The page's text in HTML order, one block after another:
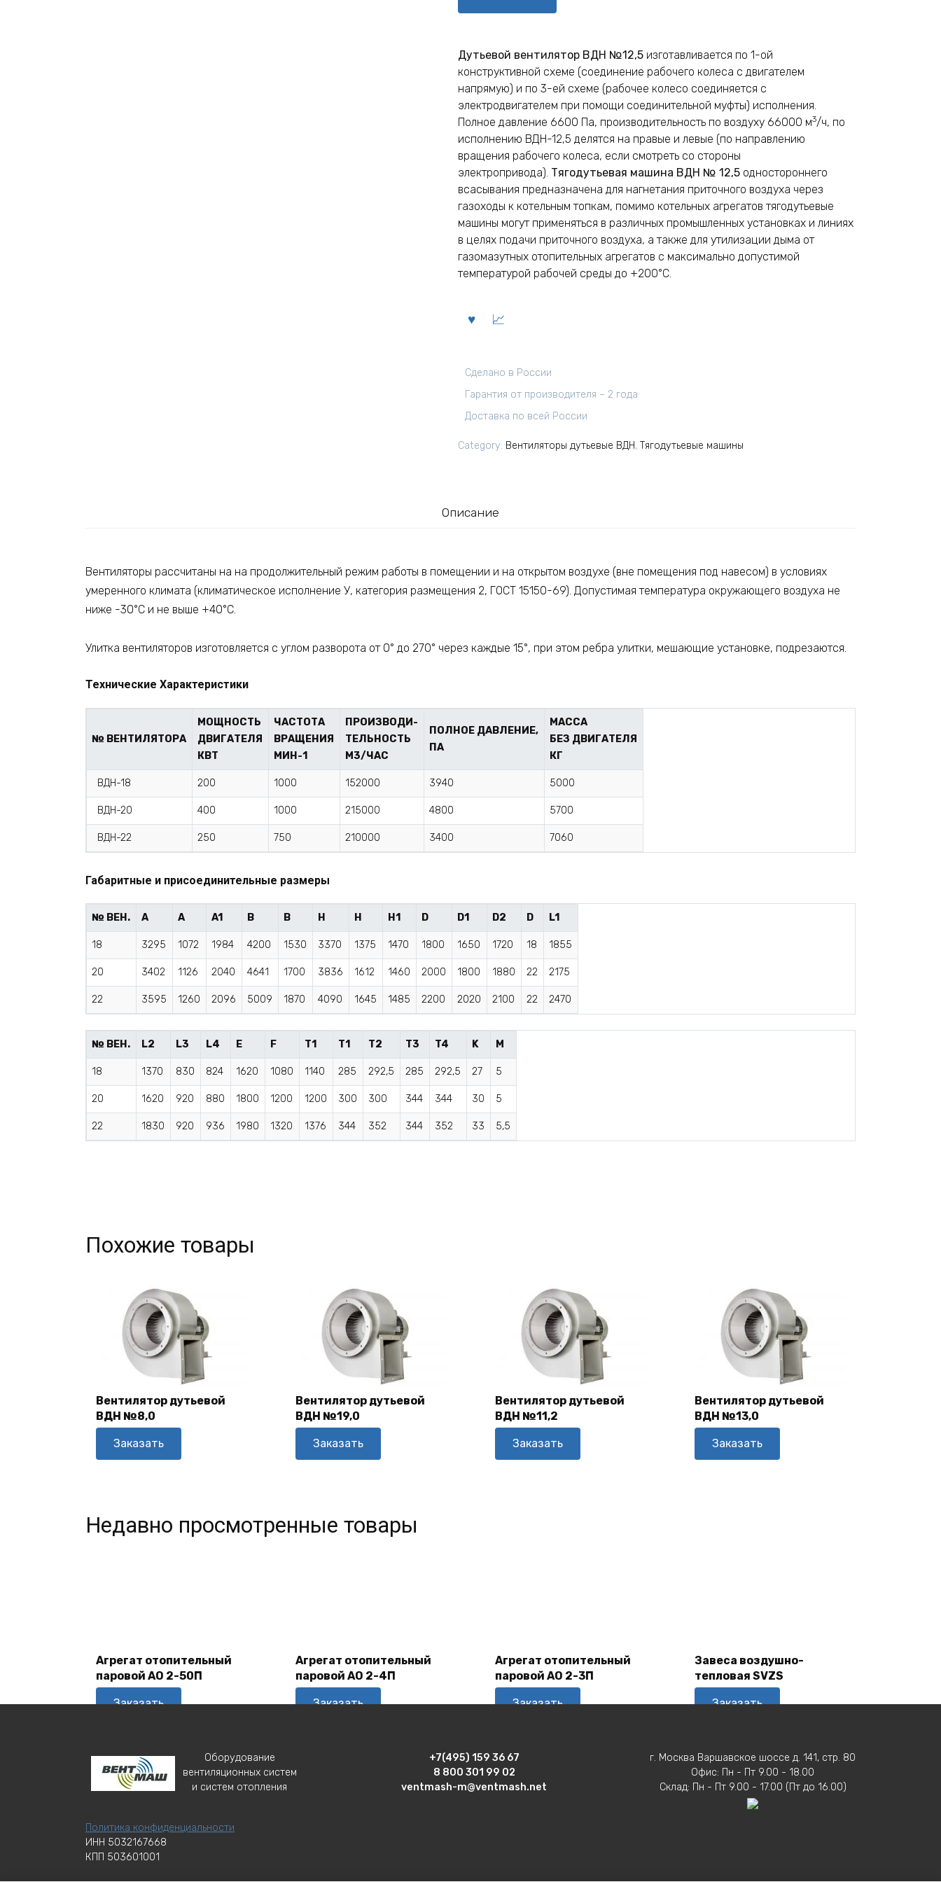
Дутьевой вентилятор ВДН №12,5 изготавливается по 1-ой
конструктивной схеме (соединение рабочего колеса с двигателем
напрямую) и по 3-ей схеме (рабочее колесо соединяется с
электродвигателем при помощи соединительной муфты) исполнения.
Полное давление 6600 Па, производительность по воздуху 66000 м3/ч, по
исполнению ВДН-12,5 делятся на правые и левые (по направлению
вращения рабочего колеса, если смотреть со стороны
электропривода). Тягодутьевая машина ВДН № 12,5 одностороннего
всасывания предназначена для нагнетания приточного воздуха через
газоходы к котельным топкам, помимо котельных агрегатов тягодутьевые
машины могут применяться в различных промышленных установках и линиях
в целях подачи приточного воздуха, а также для утилизации дыма от
газомазутных отопительных агрегатов с максимально допустимой
температурой рабочей среды до +200°С.
Сделано в России
Гарантия от производителя – 2 года
Доставка по всей России
Category: Вентиляторы дутьевые ВДН, Тягодутьевые машины
Описание
Вентиляторы рассчитаны на на продолжительный режим работы в помещении и на открытом воздухе (вне помещения под навесом) в условиях
умеренного климата (климатическое исполнение У, категория размещения 2, ГОСТ 15150-69). Допустимая температура окружающего воздуха не
ниже -30°C и не выше +40°C.
Улитка вентиляторов изготовляется с углом разворота от 0° до 270° через каждые 15°, при этом ребра улитки, мешающие установке, подрезаются.
Технические Характеристики
№ ВЕНТИЛЯТОРА
МОЩНОСТЬ
ДВИГАТЕЛЯ
КВТ
ЧАСТОТА
ВРАЩЕНИЯ
МИН-1
ПРОИЗВОДИ-
ТЕЛЬНОСТЬ
М3/ЧАС
ПОЛНОЕ ДАВЛЕНИЕ,
ПА
МАССА
БЕЗ ДВИГАТЕЛЯ
КГ
ВДН-18 200 1000 152000 3940 5000
ВДН-20 400 1000 215000 4800 5700
ВДН-22 250 750 210000 3400 7060
Габаритные и присоединительные размеры
№ ВЕН. A A A1 B B H H H1 D D1 D2 D L1
18 3295 1072 1984 4200 1530 3370 1375 1470 1800 1650 1720 18 1855
20 3402 1126 2040 4641 1700 3836 1612 1460 2000 1800 1880 22 2175
22 3595 1260 2096 5009 1870 4090 1645 1485 2200 2020 2100 22 2470
№ ВЕН. L2 L3 L4 E F T1 T1 T2 T3 T4 K M
18 1370 830 824 1620 1080 1140 285 292,5 285 292,5 27 5
20 1620 920 880 1800 1200 1200 300 300 344 344 30 5
22 1830 920 936 1980 1320 1376 344 352 344 352 33 5,5
Похожие товары
В Корзину
Вентилятор дутьевой
ВДН №8,0
Заказать
В Корзину
Вентилятор дутьевой
ВДН №19,0
Заказать
В Корзину
Вентилятор дутьевой
ВДН №11,2
Заказать
В Корзину
Вентилятор дутьевой
ВДН №13,0
Заказать
Недавно просмотренные товары
Корзину
Агрегат отопительный
паровой АО 2-50П
Заказать
Корзину
Агрегат отопительный
паровой АО 2-4П
Заказать
Корзину
Агрегат отопительный
паровой АО 2-3П
Заказать
Корзину
Завеса воздушно-
тепловая SVZS
Заказать
Оборудование
вентиляционных систем
и систем отопления
Политика конфиденциальности
ИНН 5032167668
КПП 503601001
+7(495) 159 36 67
8 800 301 99 02
ventmash-m@ventmash.net
г. Москва Варшавское шоссе д. 141, стр. 80
Офис: Пн - Пт 9.00 - 18.00
Склад: Пн - Пт 9.00 - 17.00 (Пт до 16.00)